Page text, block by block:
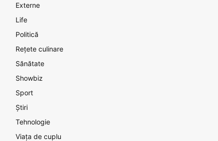
Externe
Life
Politică
Rețete culinare
Sănătate
Showbiz
Sport
Știri
Tehnologie
Viața de cuplu